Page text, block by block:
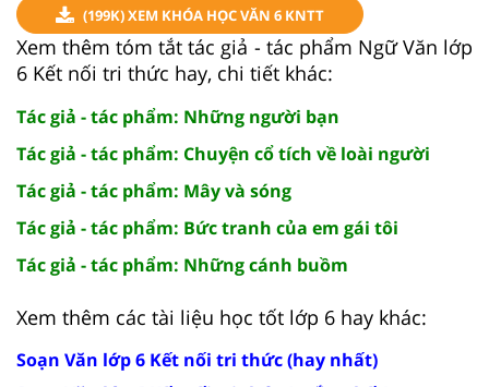
(199K) XEM KHÓA HỌC VĂN 6 KNTT
Xem thêm tóm tắt tác giả - tác phẩm Ngữ Văn lớp
6 Kết nối tri thức hay, chi tiết khác:
Tác giả - tác phẩm: Những người bạn
Tác giả - tác phẩm: Chuyện cổ tích về loài người
Tác giả - tác phẩm: Mây và sóng
Tác giả - tác phẩm: Bức tranh của em gái tôi
Tác giả - tác phẩm: Những cánh buồm
Xem thêm các tài liệu học tốt lớp 6 hay khác:
Soạn Văn lớp 6 Kết nối tri thức (hay nhất)